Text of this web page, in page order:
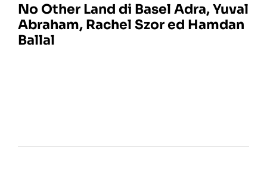
No Other Land di Basel Adra, Yuval
Abraham, Rachel Szor ed Hamdan
Ballal